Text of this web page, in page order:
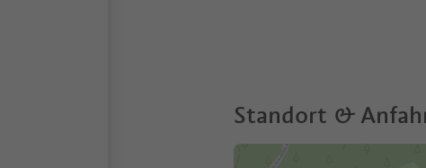
Standort &